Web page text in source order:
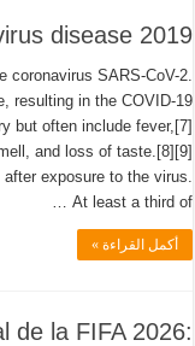
disease 2019
coronavirus SARS-CoV-2.
resulting in the COVID-19
but often include fever,[7]
and loss of taste.[8][9]
exposure to the virus.
At least a third of …
أكمل القراءة »
de la FIFA 2026: